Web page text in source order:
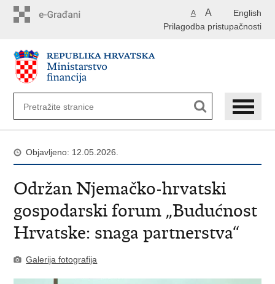
English
A A
Prilagodba pristupačnosti
Objavljeno: 12.05.2026.
Održan Njemačko-hrvatski
gospodarski forum „Budućnost
Hrvatske: snaga partnerstva“
Galerija fotografija